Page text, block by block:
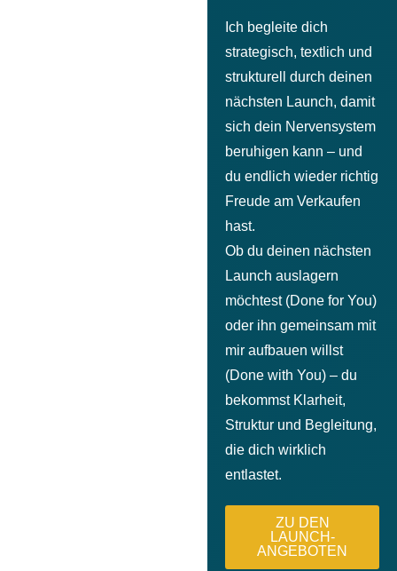
Ich begleite dich
strategisch, textlich und
strukturell durch deinen
nächsten Launch, damit
sich dein Nervensystem
beruhigen kann – und
du endlich wieder richtig
Freude am Verkaufen
hast.
Ob du deinen nächsten
Launch auslagern
möchtest (Done for You)
oder ihn gemeinsam mit
mir aufbauen willst
(Done with You) – du
bekommst Klarheit,
Struktur und Begleitung,
die dich wirklich
entlastet.
ZU DEN
LAUNCH-
ANGEBOTEN